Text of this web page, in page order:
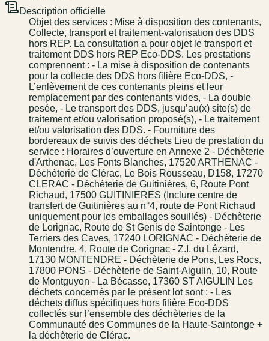
Description officielle
Objet des services : Mise à disposition des contenants,
Collecte, transport et traitement-valorisation des DDS
hors REP. La consultation a pour objet le transport et
traitement DDS hors REP Eco-DDS. Les prestations
comprennent : - La mise à disposition de contenants
pour la collecte des DDS hors filière Eco-DDS, -
L’enlèvement de ces contenants pleins et leur
remplacement par des contenants vides, - La double
pesée, - Le transport des DDS, jusqu’au(x) site(s) de
traitement et/ou valorisation proposé(s), - Le traitement
et/ou valorisation des DDS. - Fourniture des
bordereaux de suivis des déchets Lieu de prestation du
service : Horaires d’ouverture en Annexe 2 - Déchèterie
d'Arthenac, Les Fonts Blanches, 17520 ARTHENAC -
Déchèterie de Clérac, Le Bois Rousseau, D158, 17270
CLERAC - Déchèterie de Guitinières, 6, Route Pont
Richaud, 17500 GUITINIERES (Inclure centre de
transfert de Guitinières au n°4, route de Pont Richaud
uniquement pour les emballages souillés) - Déchèterie
de Lorignac, Route de St Genis de Saintonge - Les
Terriers des Caves, 17240 LORIGNAC - Déchèterie de
Montendre, 4, Route de Corignac - Z.I. du Lézard,
17130 MONTENDRE - Déchèterie de Pons, Les Rocs,
17800 PONS - Déchèterie de Saint-Aigulin, 10, Route
de Montguyon - La Bécasse, 17360 ST AIGULIN Les
déchets concernés par le présent lot sont : - Les
déchets diffus spécifiques hors filière Eco-DDS
collectés sur l’ensemble des déchèteries de la
Communauté des Communes de la Haute-Saintonge +
la déchèterie de Clérac.